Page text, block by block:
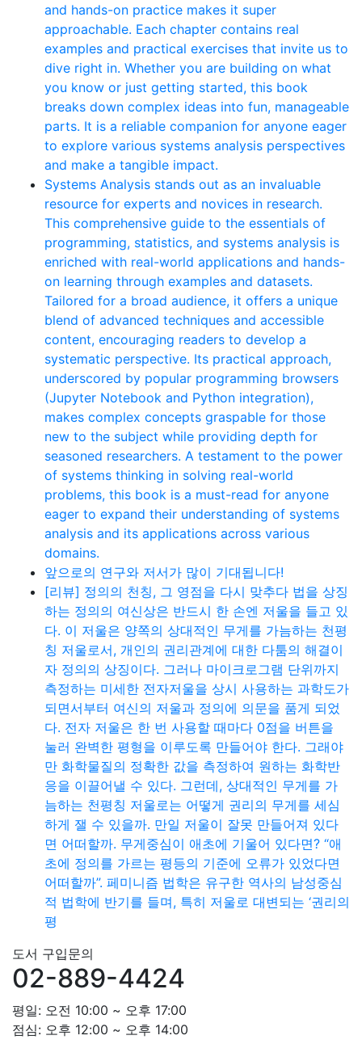
and hands-on practice makes it super
approachable. Each chapter contains real
examples and practical exercises that invite us to
dive right in. Whether you are building on what
you know or just getting started, this book
breaks down complex ideas into fun, manageable
parts. It is a reliable companion for anyone eager
to explore various systems analysis perspectives
and make a tangible impact.
Systems Analysis stands out as an invaluable
resource for experts and novices in research.
This comprehensive guide to the essentials of
programming, statistics, and systems analysis is
enriched with real-world applications and hands-
on learning through examples and datasets.
Tailored for a broad audience, it offers a unique
blend of advanced techniques and accessible
content, encouraging readers to develop a
systematic perspective. Its practical approach,
underscored by popular programming browsers
(Jupyter Notebook and Python integration),
makes complex concepts graspable for those
new to the subject while providing depth for
seasoned researchers. A testament to the power
of systems thinking in solving real-world
problems, this book is a must-read for anyone
eager to expand their understanding of systems
analysis and its applications across various
domains.
앞으로의 연구와 저서가 많이 기대됩니다!
[리뷰] 정의의 천칭, 그 영점을 다시 맞추다 법을 상징
하는 정의의 여신상은 반드시 한 손엔 저울을 들고 있
다. 이 저울은 양쪽의 상대적인 무게를 가늠하는 천평
칭 저울로서, 개인의 권리관계에 대한 다툼의 해결이
자 정의의 상징이다. 그러나 마이크로그램 단위까지
측정하는 미세한 전자저울을 상시 사용하는 과학도가
되면서부터 여신의 저울과 정의에 의문을 품게 되었
다. 전자 저울은 한 번 사용할 때마다 0점을 버튼을
눌러 완벽한 평형을 이루도록 만들어야 한다. 그래야
만 화학물질의 정확한 값을 측정하여 원하는 화학반
응을 이끌어낼 수 있다. 그런데, 상대적인 무게를 가
늠하는 천평칭 저울로는 어떻게 권리의 무게를 세심
하게 잴 수 있을까. 만일 저울이 잘못 만들어져 있다
면 어떠할까. 무게중심이 애초에 기울어 있다면? “애
초에 정의를 가르는 평등의 기준에 오류가 있었다면
어떠할까”. 페미니즘 법학은 유구한 역사의 남성중심
적 법학에 반기를 들며, 특히 저울로 대변되는 ‘권리의
평
도서 구입문의
02-889-4424
평일: 오전 10:00 ~ 오후 17:00
점심: 오후 12:00 ~ 오후 14:00